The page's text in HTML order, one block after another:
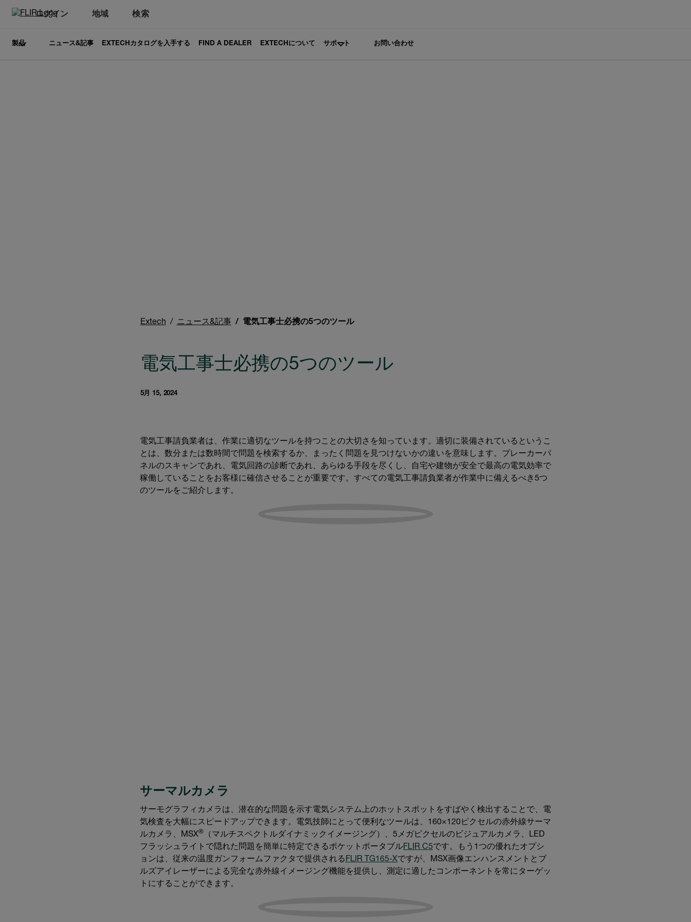
ログイン 地域 検索
製品 ニュース&記事 EXTECHカタログを入手する FIND A DEALER EXTECHについて サポート お問い合わせ
Extech ニュース&記事 電気工事士必携の5つのツール
電気工事士必携の5つのツール
5月 15, 2024
電気工事請負業者は、作業に適切なツールを持つことの大切さを知っています。適切に装備されているというこ
とは、数分または数時間で問題を検索するか、まったく問題を見つけないかの違いを意味します。ブレーカーパ
ネルのスキャンであれ、電気回路の診断であれ、あらゆる手段を尽くし、自宅や建物が安全で最高の電気効率で
稼働していることをお客様に確信させることが重要です。すべての電気工事請負業者が作業中に備えるべき5つ
のツールをご紹介します。
サーマルカメラ
サーモグラフィカメラは、潜在的な問題を示す電気システム上のホットスポットをすばやく検出することで、電
気検査を大幅にスピードアップできます。電気技師にとって便利なツールは、160×120ピクセルの赤外線サーマ
ルカメラ、MSX®
（マルチスペクトルダイナミックイメージング）、5メガピクセルのビジュアルカメラ、LED
フラッシュライトで隠れた問題を簡単に特定できるポケットポータブルFLIR C5です。もう1つの優れたオプシ
ョンは、従来の温度ガンフォームファクタで提供されるFLIR TG165-Xですが、MSX画像エンハンスメントとブ
ルズアイレーザーによる完全な赤外線イメージング機能を提供し、測定に適したコンポーネントを常にターゲッ
トにすることができます。